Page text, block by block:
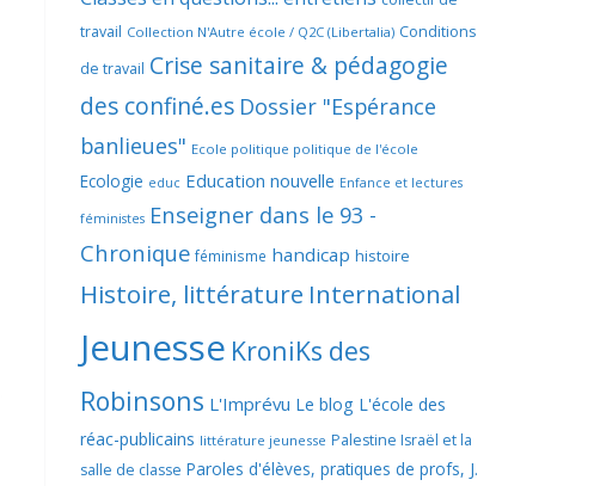
travail Collection N'Autre école / Q2C (Libertalia) Conditions
de travail Crise sanitaire & pédagogie
des confiné.es Dossier "Espérance
banlieues" Ecole politique politique de l'école
Ecologie educ Education nouvelle Enfance et lectures
féministes Enseigner dans le 93 -
Chronique féminisme handicap histoire
Histoire, littérature International
Jeunesse KroniKs des
Robinsons L'Imprévu Le blog L'école des
réac-publicains littérature jeunesse Palestine Israël et la
salle de classe Paroles d'élèves, pratiques de profs, J.